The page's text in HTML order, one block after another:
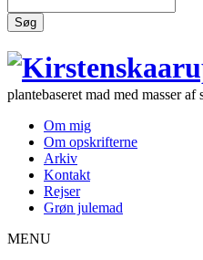
Søg
plantebaseret mad med masser af
Om mig
Om opskrifterne
Arkiv
Kontakt
Rejser
Grøn julemad
MENU